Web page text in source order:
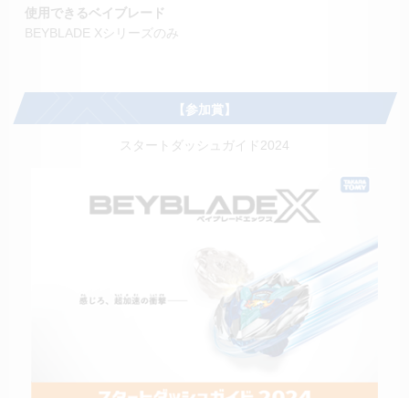
使用できるベイブレード
BEYBLADE Xシリーズのみ
【参加賞】
スタートダッシュガイド2024